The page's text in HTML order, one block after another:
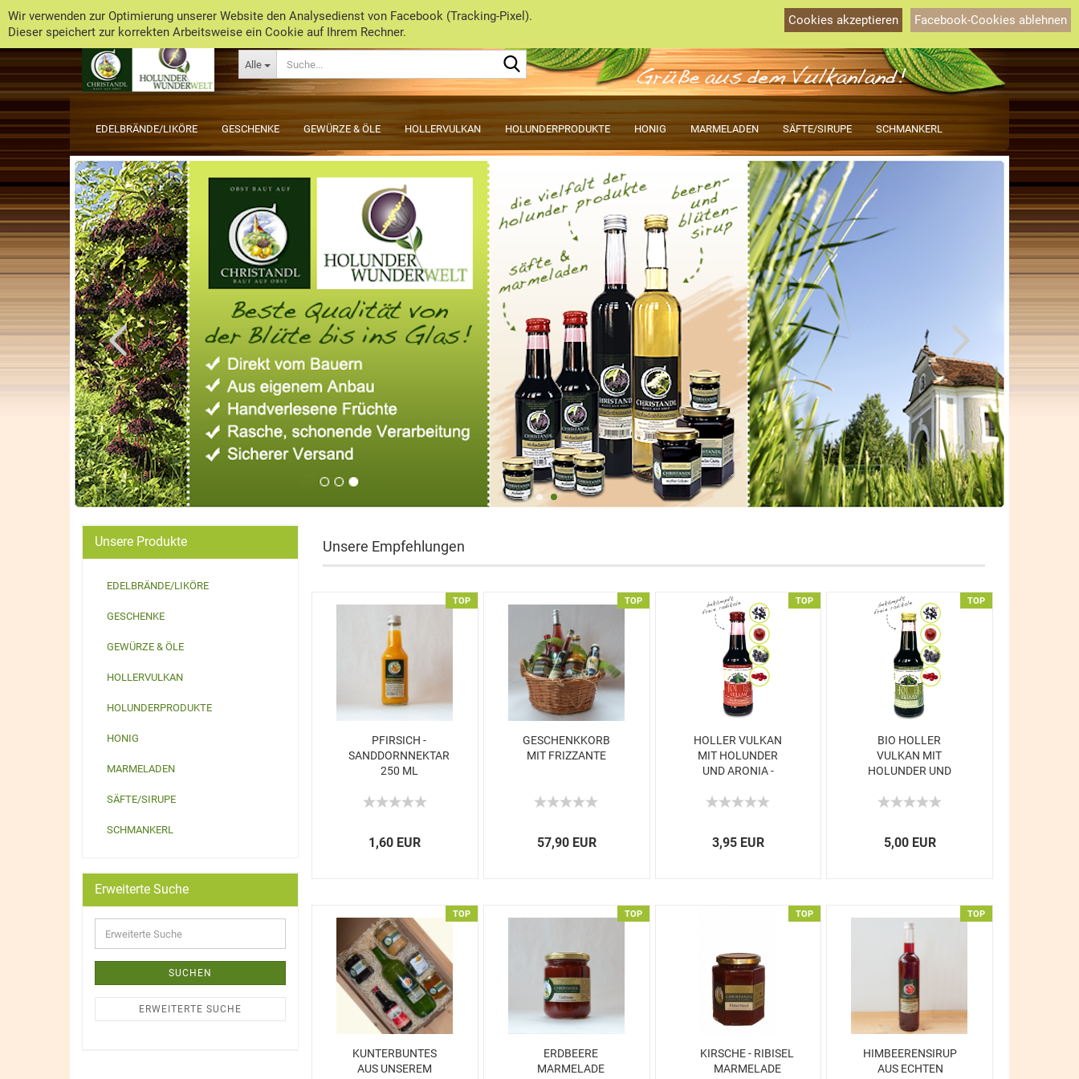
Facebook-Cookies ablehnen
Cookies akzeptieren
Wir verwenden zur Optimierung unserer Website den Analysedienst von Facebook (Tracking-Pixel).
Dieser speichert zur korrekten Arbeitsweise ein Cookie auf Ihrem Rechner.
Österreich Kundenlogin
Konto erstellen
Passwort vergessen?
Merkzettel
Alle
Ihr Warenkorb
EDELBRÄNDE/LIKÖRE GESCHENKE GEWÜRZE & ÖLE HOLLERVULKAN HOLUNDERPRODUKTE HONIG MARMELADEN SÄFTE/SIRUPE SCHMANKERL
Unsere Empfehlungen
TOP
PFIRSICH -
SANDDORNNEKTAR
250 ML
1,60 EUR
TOP
GESCHENKKORB
MIT FRIZZANTE
57,90 EUR
TOP
HOLLER VULKAN
MIT HOLUNDER
UND ARONIA -
3,95 EUR
TOP
BIO HOLLER
VULKAN MIT
HOLUNDER UND
5,00 EUR
TOP
KUNTERBUNTES
AUS UNSEREM
TOP
ERDBEERE
MARMELADE
TOP
KIRSCHE - RIBISEL
MARMELADE
TOP
HIMBEERENSIRUP
AUS ECHTEN
Unsere Produkte
EDELBRÄNDE/LIKÖRE
GESCHENKE
GEWÜRZE & ÖLE
HOLLERVULKAN
HOLUNDERPRODUKTE
HONIG
MARMELADEN
SÄFTE/SIRUPE
SCHMANKERL
Erweiterte Suche
SUCHEN
ERWEITERTE SUCHE